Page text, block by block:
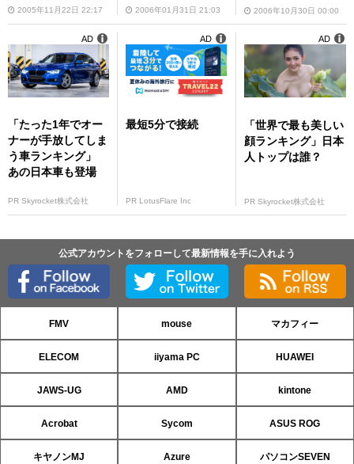
へ!!2005年11月22日 22:17 2006年01月31日 21:03 2006年10月30日 00:00
「たった1年でオー
ナーが手放してしま
う車ランキング」
あの日本車も登場
PR Skyrocket株式会社
AD
最短5分で接続
PR LotusFlare Inc
AD
「世界で最も美しい
顔ランキング」日本
人トップは誰？
PR Skyrocket株式会社
AD
公式アカウントをフォローして最新情報を手に入れよう
FMV mouse マカフィー
ELECOM iiyama PC HUAWEI
JAWS-UG AMD kintone
Acrobat Sycom ASUS ROG
キヤノンMJ Azure パソコンSEVEN